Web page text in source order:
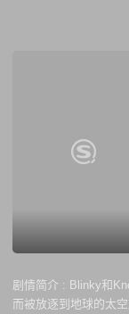
剧情简介 : Blinky和
而被放逐到地球的太